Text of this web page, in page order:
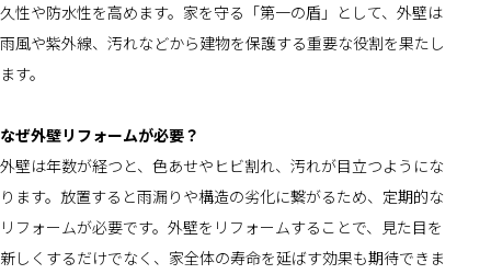
久性や防水性を高めます。家を守る「第一の盾」として、外壁は
雨風や紫外線、汚れなどから建物を保護する重要な役割を果たし
ます。
なぜ外壁リフォームが必要？
外壁は年数が経つと、色あせやヒビ割れ、汚れが目立つようにな
ります。放置すると雨漏りや構造の劣化に繋がるため、定期的な
リフォームが必要です。外壁をリフォームすることで、見た目を
新しくするだけでなく、家全体の寿命を延ばす効果も期待できま